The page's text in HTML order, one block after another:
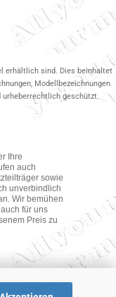
erhältlich sind. Dies beinhaltet
Modellbezeichnungen
urheberrechtlich geschützt.
Ihre
auch
sowie
unverbindlich
Wir bemühen
für uns
Preis zu